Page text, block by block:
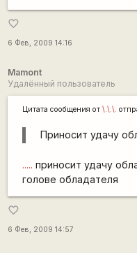
favorite_border
6 Фев, 2009 14:16
Mamont
Удалённый пользователь
Цитата сообщения от \.\.\.
Приносит удачу
..... приносит удачу
голове обладателя
favorite_border
6 Фев, 2009 14:57